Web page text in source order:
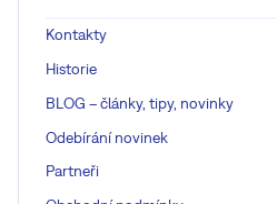
Kontakty
Historie
BLOG – články, tipy, novinky
Odebírání novinek
Partneři